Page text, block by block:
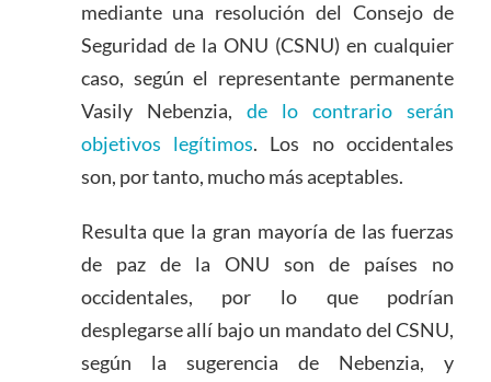
mediante una resolución del Consejo de
Seguridad de la ONU (CSNU) en cualquier
caso, según el representante permanente
Vasily Nebenzia, de lo contrario serán
objetivos legítimos. Los no occidentales
son, por tanto, mucho más aceptables.
Resulta que la gran mayoría de las fuerzas
de paz de la ONU son de países no
occidentales, por lo que podrían
desplegarse allí bajo un mandato del CSNU,
según la sugerencia de Nebenzia, y